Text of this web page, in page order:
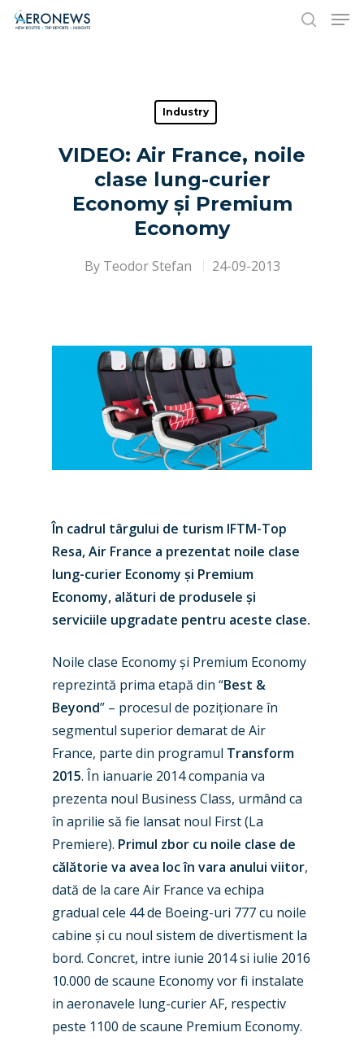
Hit enter to search or ESC to close
Industry
VIDEO: Air France, noile
clase lung-curier
Economy și Premium
Economy
By Teodor Stefan 24-09-2013
În cadrul târgului de turism IFTM-Top
Resa, Air France a prezentat noile clase
lung-curier Economy și Premium
Economy, alături de produsele și
serviciile upgradate pentru aceste clase.
Noile clase Economy și Premium Economy
reprezintă prima etapă din “Best &
Beyond” – procesul de poziționare în
segmentul superior demarat de Air
France, parte din programul Transform
2015. În ianuarie 2014 compania va
prezenta noul Business Class, urmând ca
în aprilie să fie lansat noul First (La
Premiere). Primul zbor cu noile clase de
călătorie va avea loc în vara anului viitor,
dată de la care Air France va echipa
gradual cele 44 de Boeing-uri 777 cu noile
cabine și cu noul sistem de divertisment la
bord. Concret, intre iunie 2014 si iulie 2016
10.000 de scaune Economy vor fi instalate
in aeronavele lung-curier AF, respectiv
peste 1100 de scaune Premium Economy.